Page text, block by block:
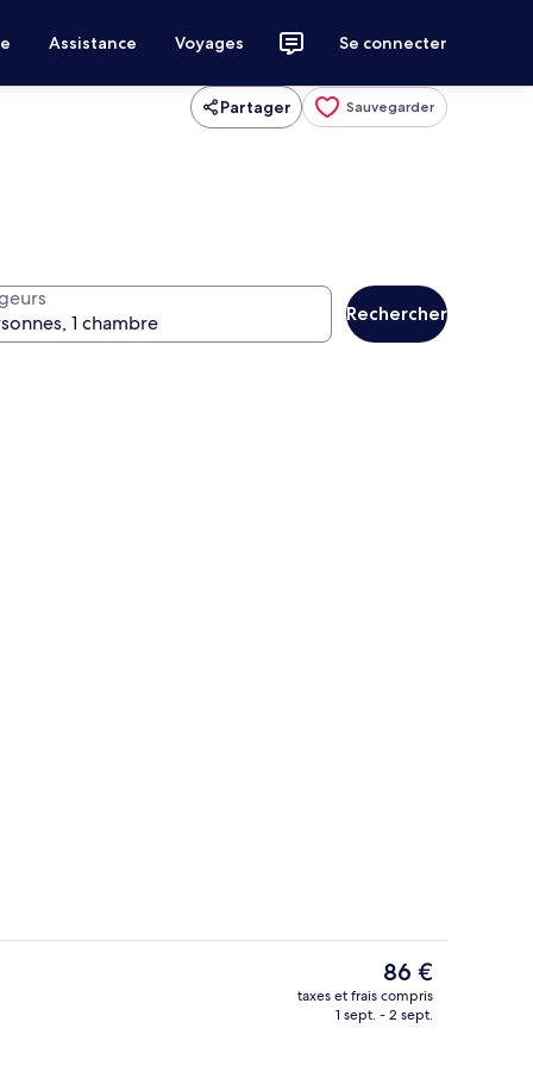
Assistance Voyages Se connecter
Partager Sauvegarder
Rechercher
Le
prix
actuel
86 €
taxes et frais compris
1 sept. - 2 sept.